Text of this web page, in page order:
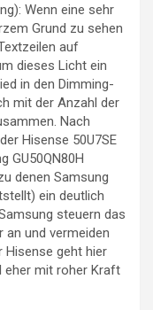
Wenn eine sehr
Grund zu sehen
auf
dieses Licht ein
in den Dimming-
mit der Anzahl der
Nach
Hisense 50U7SE
GU50QN80H
denen Samsung
ein deutlich
steuern das
und vermeiden
geht hier
eher mit roher Kraft